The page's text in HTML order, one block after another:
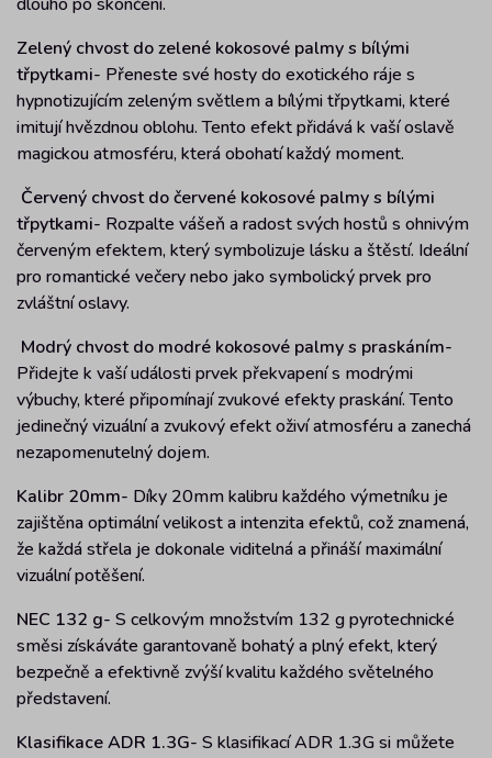
Zelený chvost do zelené kokosové palmy s bílými
třpytkami- Přeneste své hosty do exotického ráje s
hypnotizujícím zeleným světlem a bílými třpytkami, které
imitují hvězdnou oblohu. Tento efekt přidává k vaší oslavě
magickou atmosféru, která obohatí každý moment.
Červený chvost do červené kokosové palmy s bílými
třpytkami- Rozpalte vášeň a radost svých hostů s ohnivým
červeným efektem, který symbolizuje lásku a štěstí. Ideální
pro romantické večery nebo jako symbolický prvek pro
zvláštní oslavy.
Modrý chvost do modré kokosové palmy s praskáním-
Přidejte k vaší události prvek překvapení s modrými
výbuchy, které připomínají zvukové efekty praskání. Tento
jedinečný vizuální a zvukový efekt oživí atmosféru a zanechá
nezapomenutelný dojem.
Kalibr 20mm- Díky 20mm kalibru každého výmetníku je
zajištěna optimální velikost a intenzita efektů, což znamená,
že každá střela je dokonale viditelná a přináší maximální
vizuální potěšení.
NEC 132 g- S celkovým množstvím 132 g pyrotechnické
směsi získáváte garantovaně bohatý a plný efekt, který
bezpečně a efektivně zvýší kvalitu každého světelného
představení.
Klasifikace ADR 1.3G- S klasifikací ADR 1.3G si můžete